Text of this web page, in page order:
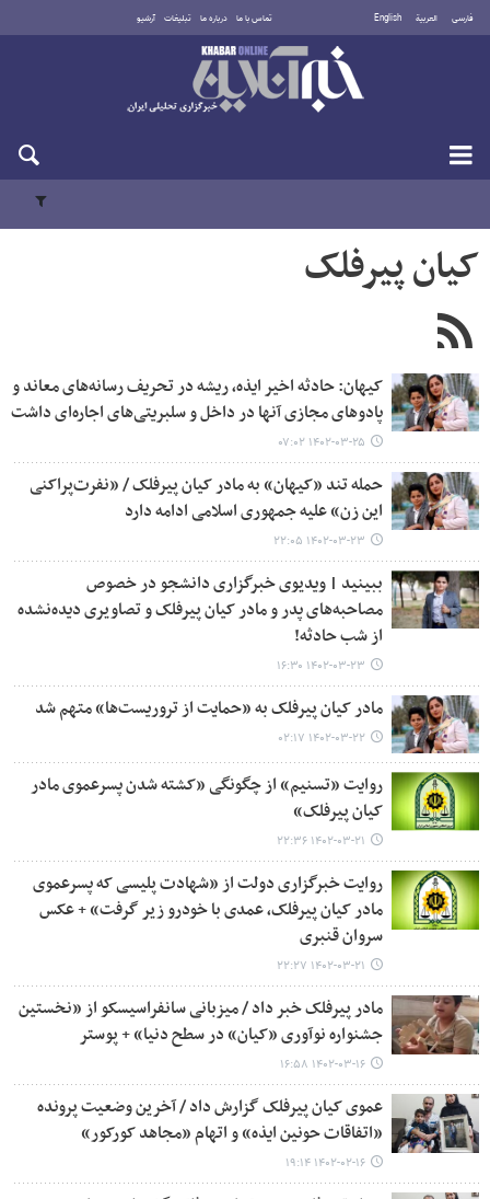
فارسی العربية English تماس با ما درباره ما تبلیغات آرشیو
دوشنبه ۱۹ مرداد ۱۴۰۵
کیان پیرفلک
کیهان: حادثه اخیر ایذه، ریشه در تحریف رسانه‌های معاند و
پادوهای مجازی آنها در داخل و سلبریتی‌های اجاره‌ای داشت
۱۴۰۲-۰۳-۲۵ ۰۷:۰۲
حمله تند «کیهان» به مادر کیان پیرفلک / «نفرت‌پراکنی
این زن» علیه جمهوری اسلامی ادامه دارد
۱۴۰۲-۰۳-۲۳ ۲۲:۰۵
ببینید | ویدیوی خبرگزاری دانشجو در خصوص
مصاحبه‌های پدر و مادر کیان پیرفلک و تصاویری دیده‌نشده
از شب حادثه!
۱۴۰۲-۰۳-۲۳ ۱۶:۳۰
مادر کیان پیرفلک به «حمایت از تروریست‌ها» متهم شد
۱۴۰۲-۰۳-۲۲ ۰۲:۱۷
روایت «تسنیم» از چگونگی «کشته شدن پسرعموی مادر
کیان پیرفلک»
۱۴۰۲-۰۳-۲۱ ۲۲:۳۶
روایت خبرگزاری دولت از «شهادت پلیسی که پسرعموی
مادر کیان پیرفلک، عمدی با خودرو زیر گرفت» + عکس
سروان قنبری
۱۴۰۲-۰۳-۲۱ ۲۲:۲۷
مادر پیرفلک خبر داد / میزبانی سانفراسیسکو از «نخستین
جشنواره نوآوری «کیان» در سطح دنیا» + پوستر
۱۴۰۲-۰۳-۱۶ ۱۶:۵۸
عموی کیان پیرفلک گزارش داد / آخرین وضعیت پرونده
«اتفاقات حونین ایذه» و اتهام «مجاهد کورکور»
۱۴۰۲-۰۲-۱۶ ۱۹:۱۴